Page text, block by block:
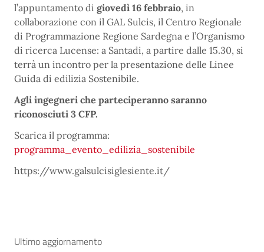
l’appuntamento di giovedì 16 febbraio, in
collaborazione con il GAL Sulcis, il Centro Regionale
di Programmazione Regione Sardegna e l’Organismo
di ricerca Lucense: a Santadi, a partire dalle 15.30, si
terrà un incontro per la presentazione delle Linee
Guida di edilizia Sostenibile.
Agli ingegneri che parteciperanno saranno
riconosciuti 3 CFP.
Scarica il programma:
programma_evento_edilizia_sostenibile
https://www.galsulcisiglesiente.it/
Ultimo aggiornamento